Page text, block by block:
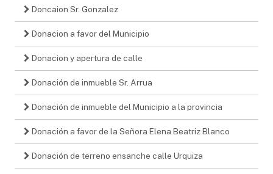
Doncaion Sr. Gonzalez
Donacion a favor del Municipio
Donacion y apertura de calle
Donación de inmueble Sr. Arrua
Donación de inmueble del Municipio a la provincia
Donación a favor de la Señora Elena Beatriz Blanco
Donación de terreno ensanche calle Urquiza